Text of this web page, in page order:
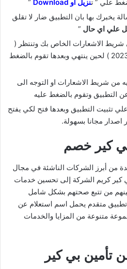
علي ” تنزيل او Download
”
يخبرك بها بان التطبيق ضار لا تقلق
علي اي حال ”
الاشعارات الخاص بك وتنتظر (
تحميل تطبيق بي كير 2023 ) لحين ينتهي وبعدها تقوم بالضغط
من شريط الاشعارات او التوجه الى
التطبيق وتقوم بالضغط عليه
تثبيت التطبيق وبعدها فتح لكي يفتح
مجانا بسهولة.
كير خصم
من أبرز الشركات الناشئة في مجال
كير كريم الشركة إلى تحسين خدمات
من تتبع صحتهم بشكل شامل
متقدم يحمل اسم استعلام عن
متنوعة من المزايا والخدمات
تأمين بي كير